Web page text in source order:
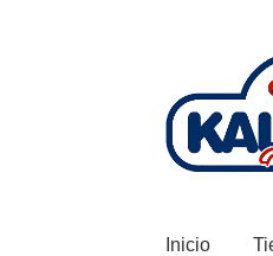
la
navegación
contenido
Inicio